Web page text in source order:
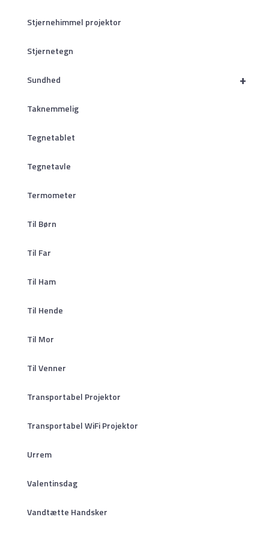
Stjernehimmel projektor
Stjernetegn
+
Sundhed
Taknemmelig
Tegnetablet
Tegnetavle
Termometer
Til Børn
Til Far
Til Ham
Til Hende
Til Mor
Til Venner
Transportabel Projektor
Transportabel WiFi Projektor
Urrem
Valentinsdag
Vandtætte Handsker